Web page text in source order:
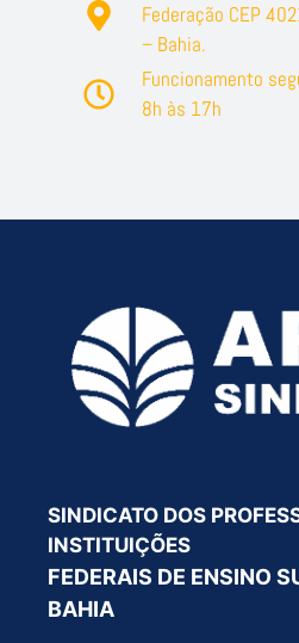
Federação CEP
– Bahia.
Funcionamento
8h às 17h
SINDICATO DOS
INSTITUIÇÕES
FEDERAIS DE ENSINO
BAHIA